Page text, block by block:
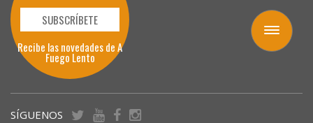
Toggle
navigation
SUBSCRÍBETE
Recibe las novedades de A
Fuego Lento
SÍGUENOS